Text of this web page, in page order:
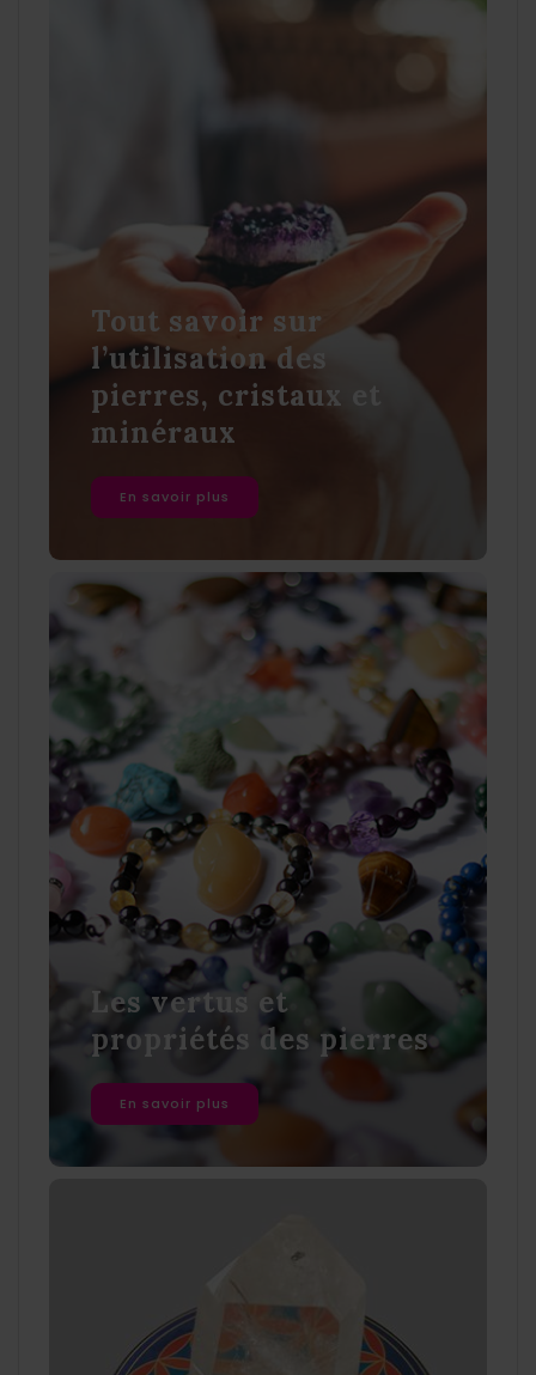
Tout savoir sur
l’utilisation des
pierres, cristaux et
minéraux
En savoir plus
Les vertus et
propriétés des pierres
En savoir plus